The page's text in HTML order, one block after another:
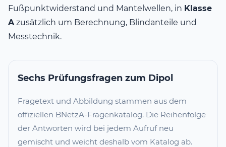
Fußpunktwiderstand und Mantelwellen, in Klasse
Azusätzlich um Berechnung, Blindanteile und
Messtechnik.
Sechs Prüfungsfragen zum Dipol
Fragetext und Abbildung stammen aus dem
offiziellen BNetzA-Fragenkatalog. Die Reihenfolge
der Antworten wird bei jedem Aufruf neu
gemischt und weicht deshalb vom Katalog ab.